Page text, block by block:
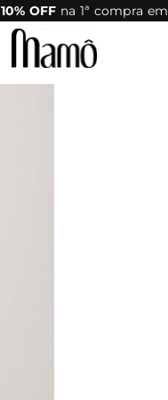
10% OFF na 1ª compra em